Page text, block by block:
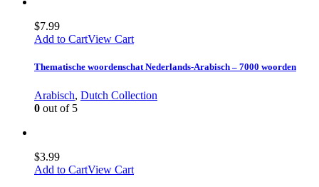
$7.99
Add to CartView Cart
Thematische woordenschat Nederlands-Arabisch – 7000 woorden
Arabisch, Dutch Collection
0 out of 5
$3.99
Add to CartView Cart